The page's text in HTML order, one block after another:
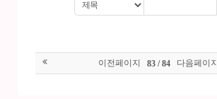
이전페이지 83 / 84 다음페이지